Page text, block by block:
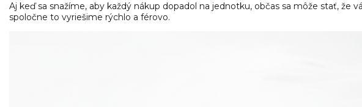
Aj keď sa snažíme, aby každý nákup dopadol na jednotku, občas sa môže stať, že
spoločne to vyriešime rýchlo a férovo.